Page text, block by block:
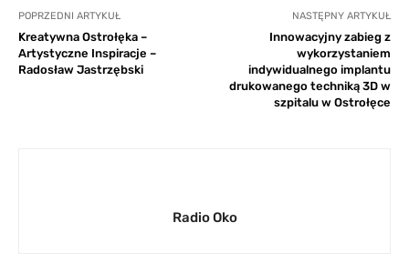
POPRZEDNI ARTYKUŁ
Kreatywna Ostrołęka –
Artystyczne Inspiracje –
Radosław Jastrzębski
NASTĘPNY ARTYKUŁ
Innowacyjny zabieg z
wykorzystaniem
indywidualnego implantu
drukowanego techniką 3D w
szpitalu w Ostrołęce
Radio Oko